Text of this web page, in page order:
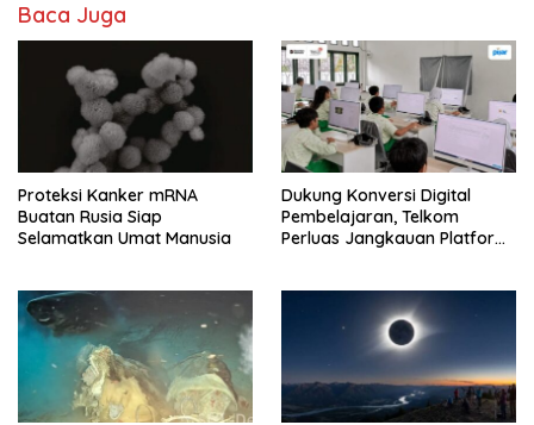
Baca Juga
Proteksi Kanker mRNA
Buatan Rusia Siap
Selamatkan Umat Manusia
Dukung Konversi Digital
Pembelajaran, Telkom
Perluas Jangkauan Platform